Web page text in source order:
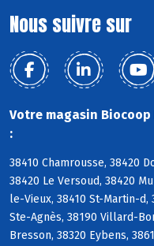
Nous suivre sur
Votre magasin
:
38410 Chamrousse, 38420
38420 Le Versoud, 38420
le-Vieux, 38410 St-Martin-d,
Ste-Agnès, 38190 Villard-
Bresson, 38320 Eybens,